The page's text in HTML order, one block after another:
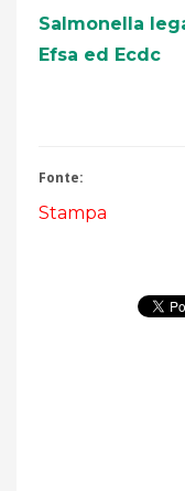
Salmonella
Efsa ed Ecdc
Fonte:
Stampa